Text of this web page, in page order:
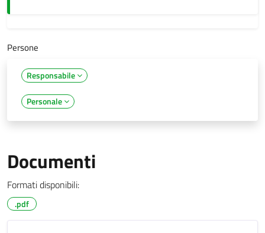
Persone
Responsabile
Personale
Documenti
Formati disponibili:
.pdf